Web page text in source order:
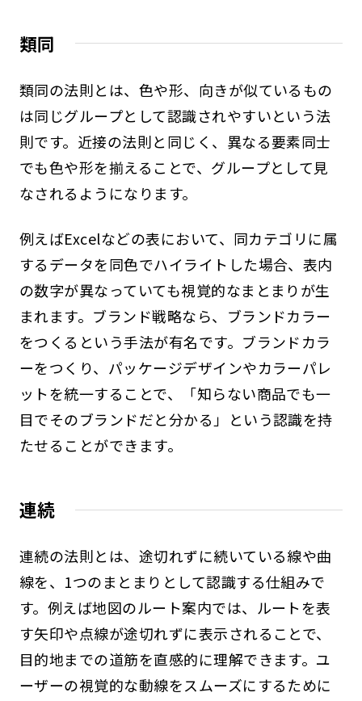
類同
類同の法則とは、色や形、向きが似ているもの
は同じグループとして認識されやすいという法
則です。近接の法則と同じく、異なる要素同士
でも色や形を揃えることで、グループとして見
なされるようになります。
例えばExcelなどの表において、同カテゴリに属
するデータを同色でハイライトした場合、表内
の数字が異なっていても視覚的なまとまりが生
まれます。ブランド戦略なら、ブランドカラー
をつくるという手法が有名です。ブランドカラ
ーをつくり、パッケージデザインやカラーパレ
ットを統一することで、「知らない商品でも一
目でそのブランドだと分かる」という認識を持
たせることができます。
連続
連続の法則とは、途切れずに続いている線や曲
線を、1つのまとまりとして認識する仕組みで
す。例えば地図のルート案内では、ルートを表
す矢印や点線が途切れずに表示されることで、
目的地までの道筋を直感的に理解できます。ユ
ーザーの視覚的な動線をスムーズにするために